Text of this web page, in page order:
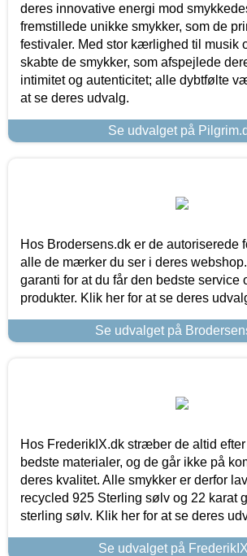
deres innovative energi mod
fremstillede unikke smykker, som de
festivaler. Med stor kærlighed til musik
skabte de smykker, som afspejlede
intimitet og autenticitet; alle dybtfølte
at se deres udvalg.
Se udvalget på
Hos Brodersens.dk er de autoriserede
alle de mærker du ser i deres
garanti for at du får den bedste service
produkter. Klik her for at se deres
Se udvalget på
Hos FrederikIX.dk stræber de altid
bedste materialer, og de går ikke på
deres kvalitet. Alle smykker er derfor
recycled 925 Sterling sølv og 22 karat
sterling sølv. Klik her for at se deres
Se udvalget på